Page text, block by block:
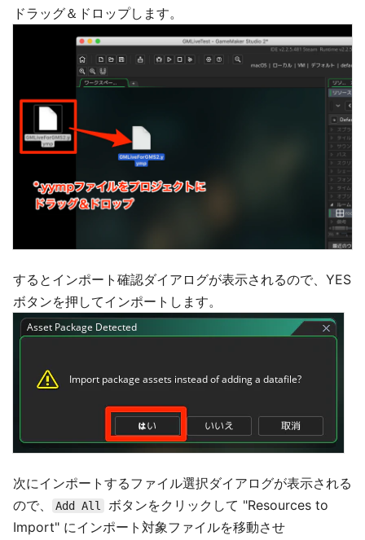
ドラッグ＆ドロップします。
するとインポート確認ダイアログが表示されるので、YES
ボタンを押してインポートします。
次にインポートするファイル選択ダイアログが表示される
ので、
Add All
ボタンをクリックして "Resources to
Import" にインポート対象ファイルを移動させ